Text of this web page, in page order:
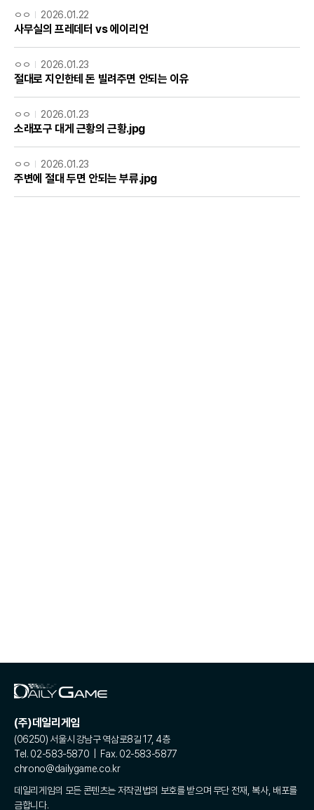
ㅇㅇ 2026.01.22
사무실의 프레데터 vs 에이리언
ㅇㅇ 2026.01.23
절대로 지인한테 돈 빌려주면 안되는 이유
ㅇㅇ 2026.01.23
소래포구 대게 근황의 근황.jpg
ㅇㅇ 2026.01.23
주변에 절대 두면 안되는 부류.jpg
(주)데일리게임
(06250) 서울시 강남구 역삼로8길 17, 4층
Tel. 02-583-5870 | Fax. 02-583-5877
chrono@dailygame.co.kr
데일리게임의 모든 콘텐츠는 저작권법의 보호를 받으며 무단 전재, 복사, 배포를
금합니다.